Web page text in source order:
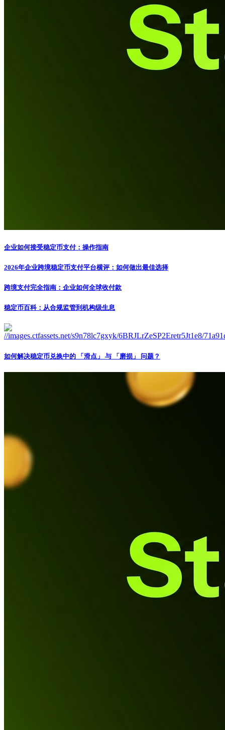
企业如何接受稳定币支付：操作指南
2026年企业跨境稳定币支付平台横评：如何做出最佳选择
跨境支付完全指南：企业如何全球收付款
稳定币百科：从合规监管到机构级生息
如何解决稳定币兑换中的 「滑点」 与 「磨损」 问题？